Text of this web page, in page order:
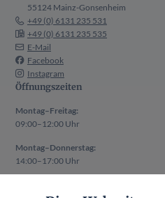
55124 Mainz-Gonsenheim
+49 (0) 6131 235 531
+49 (0) 6131 235 535
E-Mail
Facebook
Instagram
Öffnungszeiten
Montag–Freitag:
09:00–12:00 Uhr
Montag–Donnerstag:
14:00–17:00 Uhr